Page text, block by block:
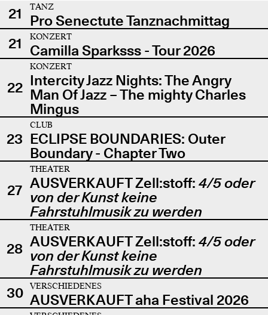
21
TANZ
Pro Senectute Tanznachmittag
21
KONZERT
Camilla Sparksss - Tour 2026
22
KONZERT
Intercity Jazz Nights: The Angry
Man Of Jazz – The mighty Charles
Mingus
23
CLUB
ECLIPSE BOUNDARIES: Outer
Boundary - Chapter Two
27
THEATER
AUSVERKAUFT Zell:stoff: 4/5 oder
von der Kunst keine
Fahrstuhlmusik zu werden
28
THEATER
AUSVERKAUFT Zell:stoff: 4/5 oder
von der Kunst keine
Fahrstuhlmusik zu werden
30
VERSCHIEDENES
AUSVERKAUFT aha Festival 2026